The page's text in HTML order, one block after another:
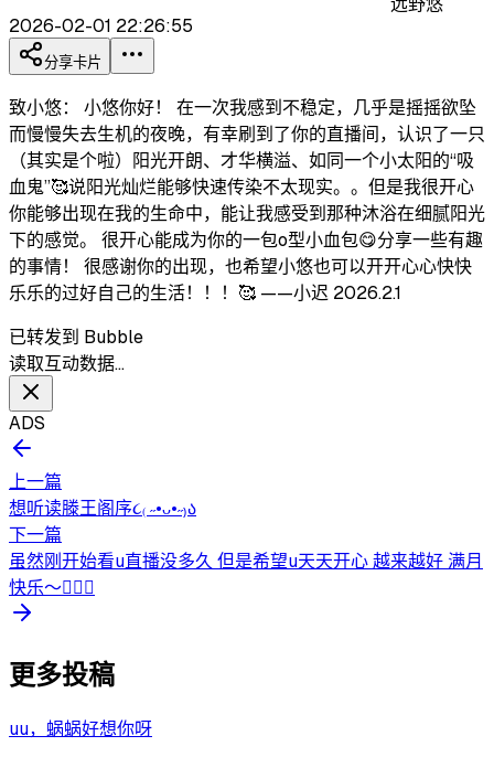
2026-02-01 22:26:55
分享卡片
致小悠： 小悠你好！ 在一次我感到不稳定，几乎是摇摇欲坠
而慢慢失去生机的夜晚，有幸刷到了你的直播间，认识了一只
（其实是个啦）阳光开朗、才华横溢、如同一个小太阳的“吸
血鬼”🥰说阳光灿烂能够快速传染不太现实。。但是我很开心
你能够出现在我的生命中，能让我感受到那种沐浴在细腻阳光
下的感觉。 很开心能成为你的一包o型小血包😋分享一些有趣
的事情！ 很感谢你的出现，也希望小悠也可以开开心心快快
乐乐的过好自己的生活！！！🥰 ——小迟 2026.2.1
已转发到 Bubble
读取互动数据…
ADS
上一篇
想听读滕王阁序૮₍ ˶•ᴗ•˶₎ა
下一篇
虽然刚开始看u直播没多久 但是希望u天天开心 越来越好 满月
快乐～🙆🏻‍♀️
更多投稿
uu，蜗蜗好想你呀